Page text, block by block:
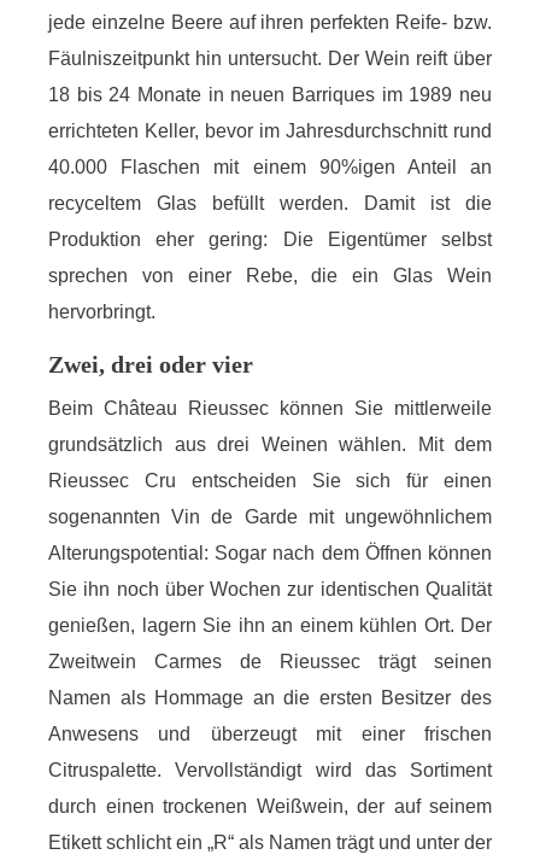
jede einzelne Beere auf ihren perfekten Reife- bzw.
Fäulniszeitpunkt hin untersucht. Der Wein reift über
18 bis 24 Monate in neuen Barriques im 1989 neu
errichteten Keller, bevor im Jahresdurchschnitt rund
40.000 Flaschen mit einem 90%igen Anteil an
recyceltem Glas befüllt werden. Damit ist die
Produktion eher gering: Die Eigentümer selbst
sprechen von einer Rebe, die ein Glas Wein
hervorbringt.
Zwei, drei oder vier
Beim Château Rieussec können Sie mittlerweile
grundsätzlich aus drei Weinen wählen. Mit dem
Rieussec Cru entscheiden Sie sich für einen
sogenannten Vin de Garde mit ungewöhnlichem
Alterungspotential: Sogar nach dem Öffnen können
Sie ihn noch über Wochen zur identischen Qualität
genießen, lagern Sie ihn an einem kühlen Ort. Der
Zweitwein Carmes de Rieussec trägt seinen
Namen als Hommage an die ersten Besitzer des
Anwesens und überzeugt mit einer frischen
Citruspalette. Vervollständigt wird das Sortiment
durch einen trockenen Weißwein, der auf seinem
Etikett schlicht ein „R“ als Namen trägt und unter der